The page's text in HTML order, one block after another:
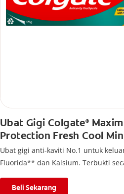
Ubat Gigi Colgate®
Protection Fresh Cool
Ubat gigi anti-kaviti No.1 untuk
Fluorida** dan Kalsium. Terbukti
Beli Sekarang